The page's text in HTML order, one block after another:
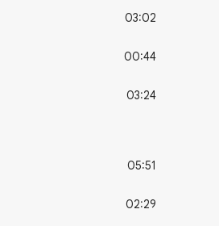
03:02
00:44
03:24
05:51
02:29